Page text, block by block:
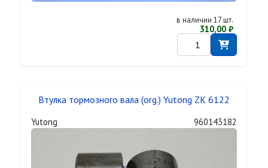
в наличии 17 шт.
310,00 ₽
Втулка тормозного вала (org.) Yutong ZK 6122
Yutong 960143182